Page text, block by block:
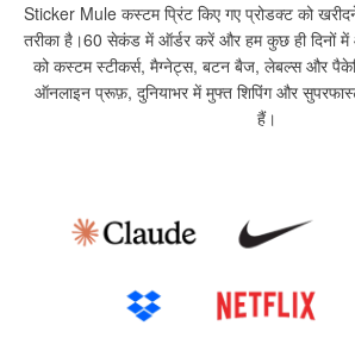
Sticker Mule कस्टम प्रिंट किए गए प्रोडक्ट को
तरीका है।60 सेकंड में ऑर्डर करें और हम कुछ ही दिनों में
को कस्टम स्टीकर्स, मैग्नेट्स, बटन बैज, लेबल्स और
ऑनलाइन प्रूफ़, दुनियाभर में मुफ्त शिपिंग और
हैं।